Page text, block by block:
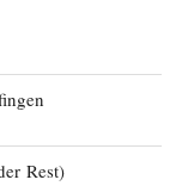
Rest)